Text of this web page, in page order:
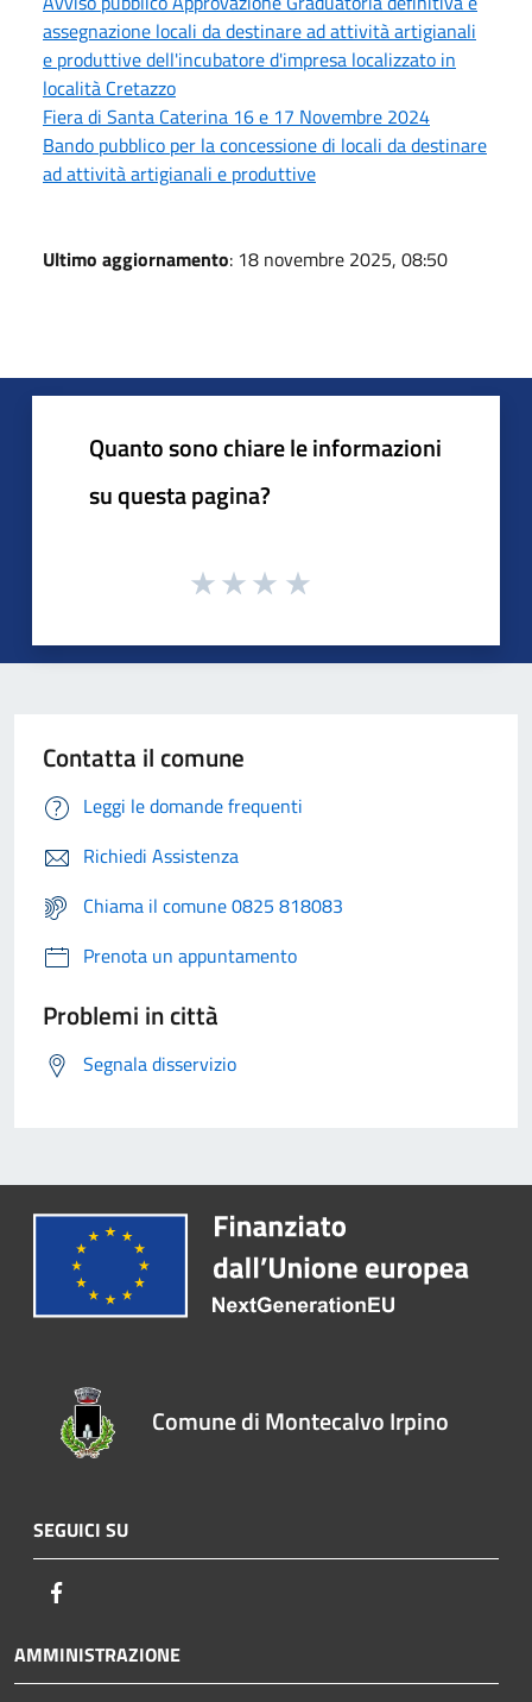
assegnazione locali da destinare ad attività artigianali
e produttive dell'incubatore d'impresa localizzato in
località Cretazzo
Fiera di Santa Caterina 16 e 17 Novembre 2024
Bando pubblico per la concessione di locali da destinare
ad attività artigianali e produttive
Ultimo aggiornamento: 18 novembre 2025, 08:50
Quanto sono chiare le informazioni
su questa pagina?
Contatta il comune
Leggi le domande frequenti
Richiedi Assistenza
Chiama il comune 0825 818083
Prenota un appuntamento
Problemi in città
Segnala disservizio
Comune di Montecalvo Irpino
SEGUICI SU
AMMINISTRAZIONE